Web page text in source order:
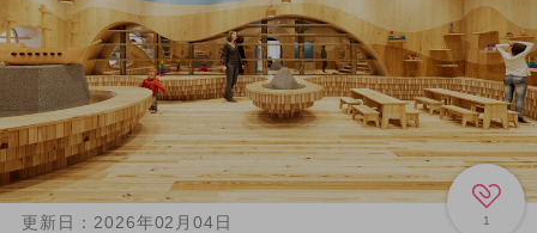
1
更新日： 2026年02月04日